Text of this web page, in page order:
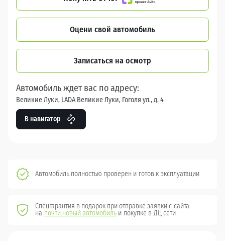
Оцени свой автомобиль
Записаться на осмотр
Автомобиль ждет вас по адресу:
Великие Луки, LADA Великие Луки, Гоголя ул., д. 4
В навигатор
Автомобиль полностью проверен и готов к эксплуатации
Спецгарантия в подарок при отправке заявки с сайта
на почти новый автомобиль и покупке в ДЦ сети